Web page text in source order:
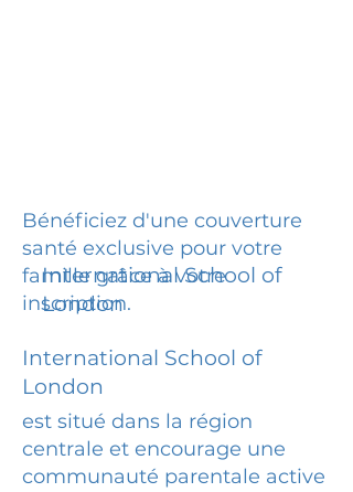
Bénéficiez d'une couverture
santé exclusive pour votre
famille grâce à votre
inscription.
International School of
London
International School of
London
est situé dans la région
centrale et encourage une
communauté parentale active